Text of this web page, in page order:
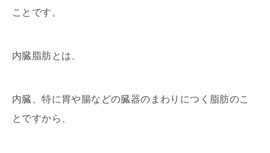
ことです。
内臓脂肪とは、
内臓、特に胃や腸などの臓器のまわりにつく脂肪のこ
とですから、